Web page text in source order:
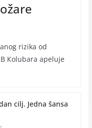
rizika od
Кolubara apeluje
cilj. Jedna šansa